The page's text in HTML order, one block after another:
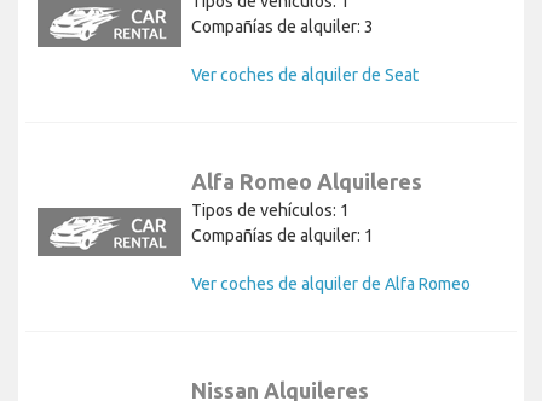
Tipos de vehículos: 1
Compañías de alquiler: 3
Ver coches de alquiler de Seat
Alfa Romeo Alquileres
Tipos de vehículos: 1
Compañías de alquiler: 1
Ver coches de alquiler de Alfa Romeo